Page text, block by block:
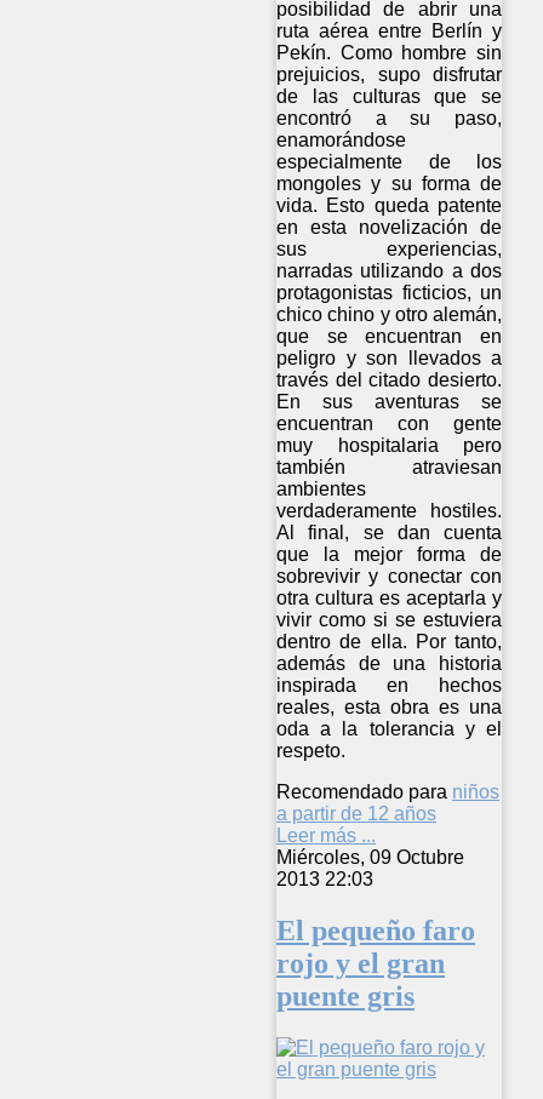
posibilidad de abrir una
ruta aérea entre Berlín y
Pekín. Como hombre sin
prejuicios, supo disfrutar
de las culturas que se
encontró a su paso,
enamorándose
especialmente de los
mongoles y su forma de
vida. Esto queda patente
en esta novelización de
sus experiencias,
narradas utilizando a dos
protagonistas ficticios, un
chico chino y otro alemán,
que se encuentran en
peligro y son llevados a
través del citado desierto.
En sus aventuras se
encuentran con gente
muy hospitalaria pero
también atraviesan
ambientes
verdaderamente hostiles.
Al final, se dan cuenta
que la mejor forma de
sobrevivir y conectar con
otra cultura es aceptarla y
vivir como si se estuviera
dentro de ella. Por tanto,
además de una historia
inspirada en hechos
reales, esta obra es una
oda a la tolerancia y el
respeto.
Recomendado para niños
a partir de 12 años
Leer más ...
Miércoles, 09 Octubre
2013 22:03
El pequeño faro
rojo y el gran
puente gris